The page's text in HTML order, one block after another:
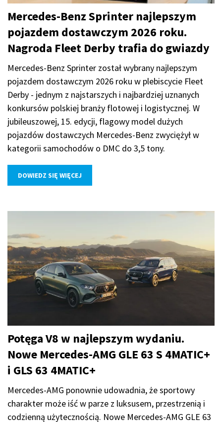
Mercedes-Benz Sprinter najlepszym
pojazdem dostawczym 2026 roku.
Nagroda Fleet Derby trafia do gwiazdy
Mercedes-Benz Sprinter został wybrany najlepszym
pojazdem dostawczym 2026 roku w plebiscycie Fleet
Derby - jednym z najstarszych i najbardziej uznanych
konkursów polskiej branży flotowej i logistycznej. W
jubileuszowej, 15. edycji, flagowy model dużych
pojazdów dostawczych Mercedes-Benz zwyciężył w
kategorii samochodów o DMC do 3,5 tony.
DOWIEDZ SIĘ WIĘCEJ
Potęga V8 w najlepszym wydaniu.
Nowe Mercedes-AMG GLE 63 S 4MATIC+
i GLS 63 4MATIC+
Mercedes-AMG ponownie udowadnia, że sportowy
charakter może iść w parze z luksusem, przestrzenią i
codzienną użytecznością. Nowe Mercedes-AMG GLE 63